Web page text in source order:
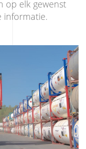
op elk gewenst
informatie.